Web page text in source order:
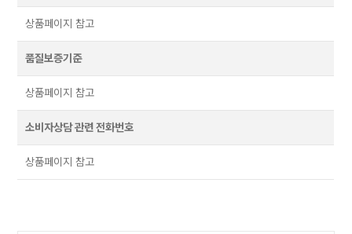
상품페이지 참고
품질보증기준
상품페이지 참고
소비자상담 관련 전화번호
상품페이지 참고